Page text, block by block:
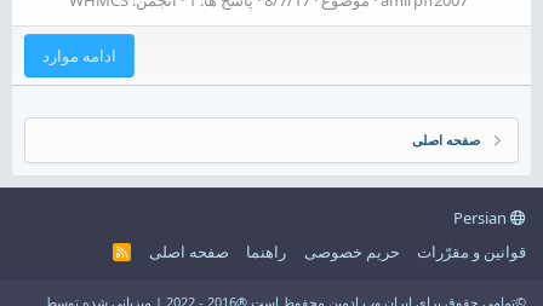
ادامه موارد
صفحه اصلی
قوانین و مقرّرات
حریم خصوصی راهنما صفحه اصلی
R
©تمامی حقوق برای ایران وب ادمین محفوظ است ®2016 - 2022 | میزبانی شده توسط